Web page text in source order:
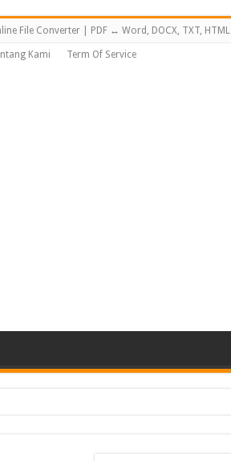
File Converter | PDF ↔ Word, DOCX, TXT, HTML
Kami Term Of Service